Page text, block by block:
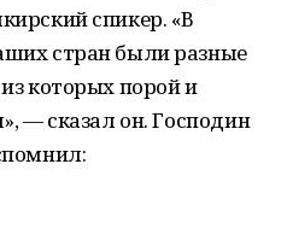
спикер. «В
стран были разные
которых порой и
— сказал он. Господин